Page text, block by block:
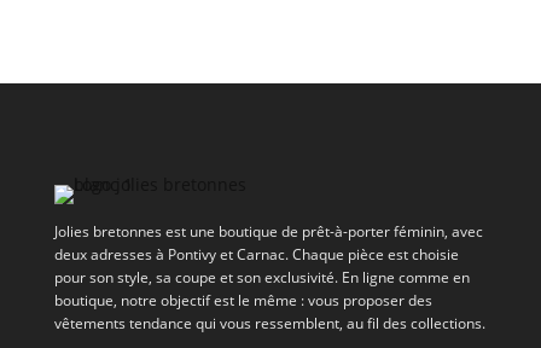
Jolies bretonnes est une boutique de prêt-à-porter féminin, avec
deux adresses à Pontivy et Carnac. Chaque pièce est choisie
pour son style, sa coupe et son exclusivité. En ligne comme en
boutique, notre objectif est le même : vous proposer des
vêtements tendance qui vous ressemblent, au fil des collections.